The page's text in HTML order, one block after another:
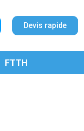
Devis rapide
FTTH